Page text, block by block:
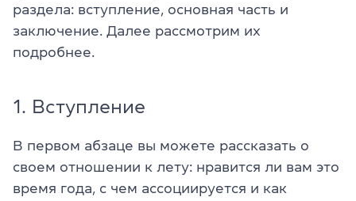
раздела: вступление, основная часть и
заключение. Далее рассмотрим их
подробнее.
1. Вступление
В первом абзаце вы можете рассказать о
своем отношении к лету: нравится ли вам это
время года, с чем ассоциируется и как